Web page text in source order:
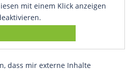
mit einem Klick anzeigen
dass mir externe Inhalte